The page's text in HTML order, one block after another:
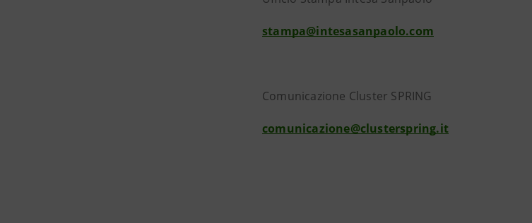
stampa@intesasanpaolo.com
Comunicazione Cluster SPRING
comunicazione@clusterspring.it